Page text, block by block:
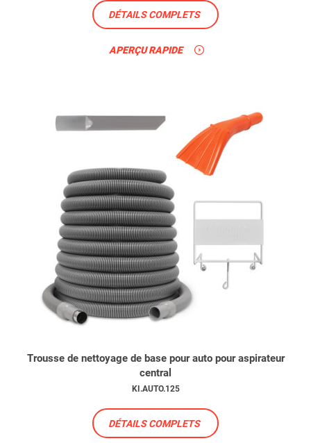
DÉTAILS COMPLETS
APERÇU RAPIDE
Trousse de nettoyage de base pour auto pour aspirateur
central
KI.AUTO.125
DÉTAILS COMPLETS